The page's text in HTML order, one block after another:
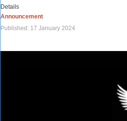
Details
Announcement
Published: 17 January 2024